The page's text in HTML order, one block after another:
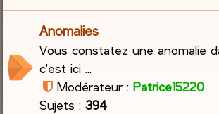
Anomalies
Vous constatez une anomalie
c'est ici ...
Modérateur : Patrice15220
Sujets :394